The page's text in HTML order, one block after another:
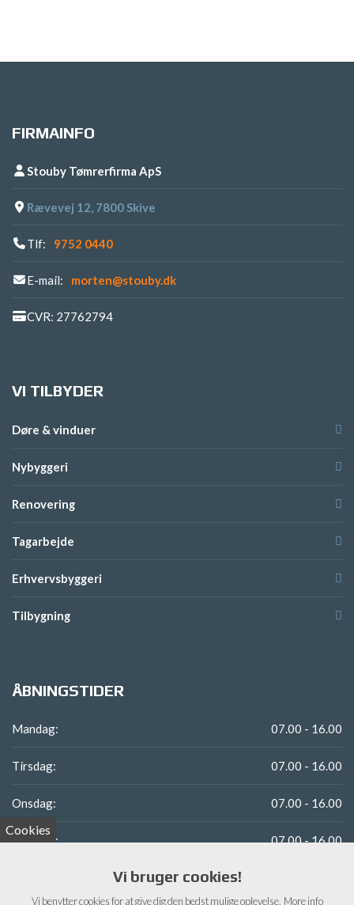
FIRMAINFO
Stouby Tømrerfirma ApS
Rævevej 12, 7800 Skive
Tlf: 9752 0440
E-mail: morten@stouby.dk
CVR: 27762794
VI TILBYDER
Døre & vinduer
Nybyggeri
Renovering
Tagarbejde
Erhvervsbyggeri
Tilbygning
ÅBNINGSTIDER
Mandag: 07.00 - 16.00
Tirsdag: 07.00 - 16.00
Onsdag: 07.00 - 16.00
Torsdag: 07.00 - 16.00
Cookies
Vi bruger cookies!
Vi benytter cookies for at give dig den bedst mulige oplevelse. More info